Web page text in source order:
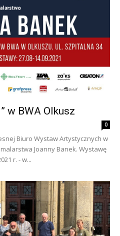
w BWA Olkusz
0
Biuro Wystaw Artystycznych w
Joanny Banek. Wystawę
r. - w...